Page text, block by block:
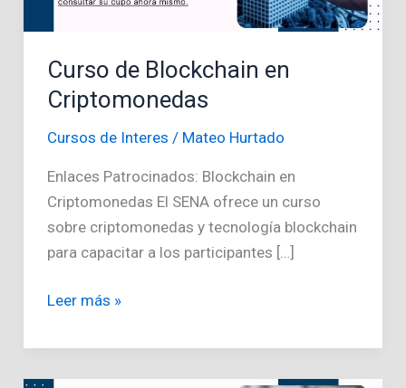
Curso de Blockchain en
Criptomonedas
Cursos de Interes / Mateo Hurtado
Enlaces Patrocinados: Blockchain en
Criptomonedas El SENA ofrece un curso
sobre criptomonedas y tecnología blockchain
para capacitar a los participantes […]
Curso
Blockchain
en
Leer más »